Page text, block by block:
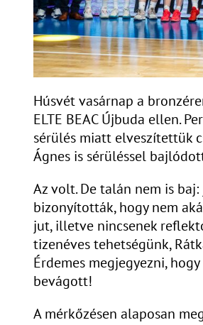
Húsvét vasárnap a
ELTE BEAC Újbuda ellen.
sérülés miatt elveszítettük
Ágnes is sérüléssel
Az volt. De talán nem is
bizonyították, hogy nem
jut, illetve nincsenek
tizenéves tehetségünk,
Érdemes megjegyezni,
bevágott!
A mérkőzésen alaposan